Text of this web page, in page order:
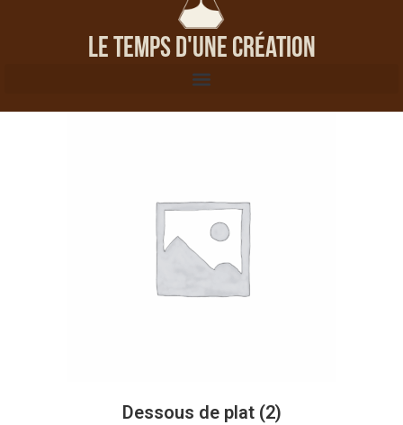
Le Temps d'une Création
Dessous de plat (2)